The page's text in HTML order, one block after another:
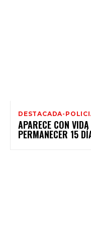
DESTACADA-
APARECE CON
PERMANECER 15